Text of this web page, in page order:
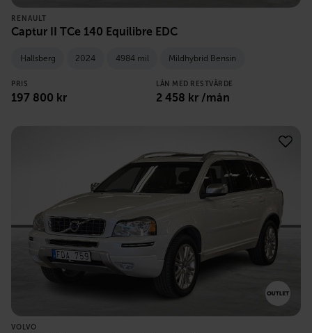
RENAULT
Captur II TCe 140 Equilibre EDC
Hallsberg 2024 4984 mil Mildhybrid Bensin
PRIS
197 800 kr
LÅN MED RESTVÄRDE
2 458 kr /mån
VOLVO